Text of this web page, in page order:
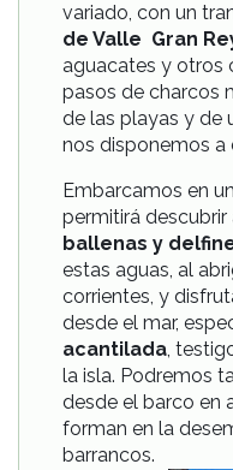
variado, con un
de Valle Gran
aguacates y otros
pasos de charcos
de las playas y de
nos disponemos a
Embarcamos en
permitirá
ballenas y
estas aguas, al
corrientes, y
desde el mar,
acantilada,
la isla. Podremos
desde el barco en
forman en la
barrancos.